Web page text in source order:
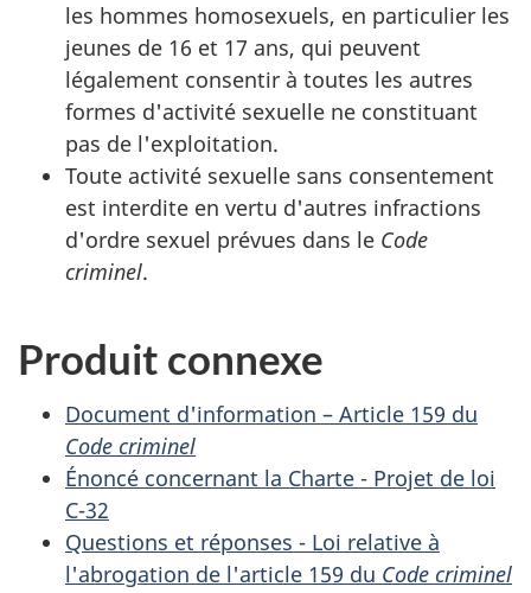
les hommes homosexuels, en particulier les
jeunes de 16 et 17 ans, qui peuvent
légalement consentir à toutes les autres
formes d'activité sexuelle ne constituant
pas de l'exploitation.
Toute activité sexuelle sans consentement
est interdite en vertu d'autres infractions
d'ordre sexuel prévues dans le Code
criminel.
Produit connexe
Document d'information – Article 159 du
Code criminel
Énoncé concernant la Charte - Projet de loi
C-32
Questions et réponses - Loi relative à
l'abrogation de l'article 159 du Code criminel